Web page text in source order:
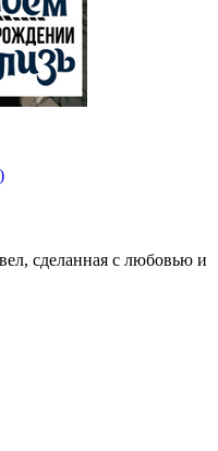
сделанная с любовью и